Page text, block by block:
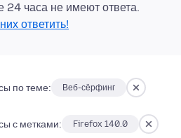
24 часа не имеют ответа.
ответить!
по теме: Веб-сёрфинг
с метками: Firefox 140.0